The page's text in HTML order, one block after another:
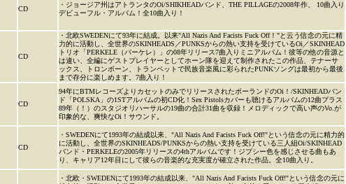
CD
・ジョージア州はアトランタのOi/SHIKHEADバンド、THE PILLAGEの2008年作、 10曲入り
デビューフル・アルバム！全10曲入り！
CD
・北欧SWEDENにて93年に結成。以来"All Nazis And Facists Fuck Off！"と云う信念の元に精
力的に活動し、全世界のSKINHEADS／PUNKSからの熱い支持を受けているOi／SKINHEAD
トリオ「PERKELE（パーケレ）」の08年リリース7曲入りミニアルバム！彼等の他の音源と
は違い、全編にゲストプレイヤーとしてホーン隊を迎えて制作されたこの作品、テナーサ
ックス、トロンボーン、トランペットで民族音楽風に彩られたPUNKソングは最初から最後
まで存分に楽しめます。7曲入り！
CD
94年にBTMレコーズよりカセットのみでリリースされたポーランドのOi！/SKINHEADバン
ド「POLSKA」の1STアルバムの初CD化！Sex Pistolsカバーも聴けるアルバムの12曲プラス
89年（！）のスタジオリハーサルの19曲の合計31曲を収録！メロディックで高い声のVo.が
印象的な、爽快なOi！サウンド。
CD
・SWEDENにて1993年の結成以来、"All Nazis And Facists Fuck Off!"という信念の元に精力的
に活動し、全世界のSKINHEADS/PUNKSからの熱い支持を受けている三人組Oi/SKINHEAD
バンド・PERKELEの2005年リリースの4thアルバムです！ジプシー色を感じさせる曲もあ
り、キャリア12年目にして彼らの音楽的な充実度が確立された作品。全10曲入り。
・北欧・SWEDENにて1993年の結成以来、"All Nazis And Facists Fuck Off!"という信念の元に